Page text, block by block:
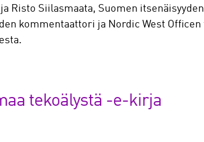
Risto Siilasmaata, Suomen
kommentaattori ja Nordic West
tekoälystä -e-kirja